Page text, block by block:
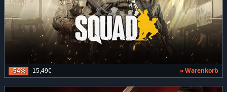
-54% 15,49€ » Warenkorb